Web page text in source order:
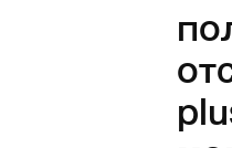
Она
Она